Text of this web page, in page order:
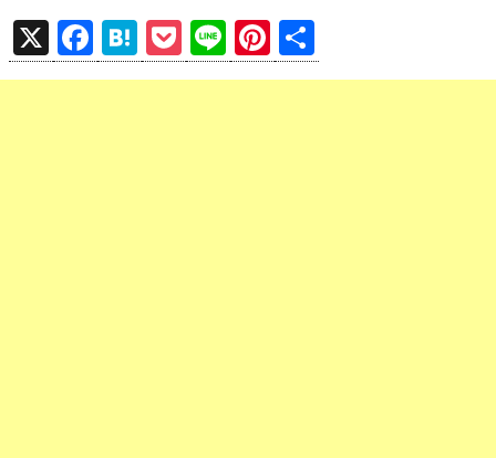
X
F
a
H
at
P
o
Li
n
Pi
nt 有